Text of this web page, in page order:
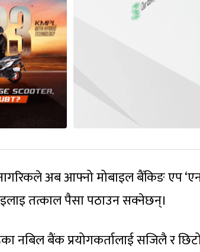
अब आफ्नो मोबाइल बैंकिङ एप
तत्काल पैसा पठाउन सक्नेछन्।
नबिल बैंक प्रयोगकर्तालाई सजिलै र